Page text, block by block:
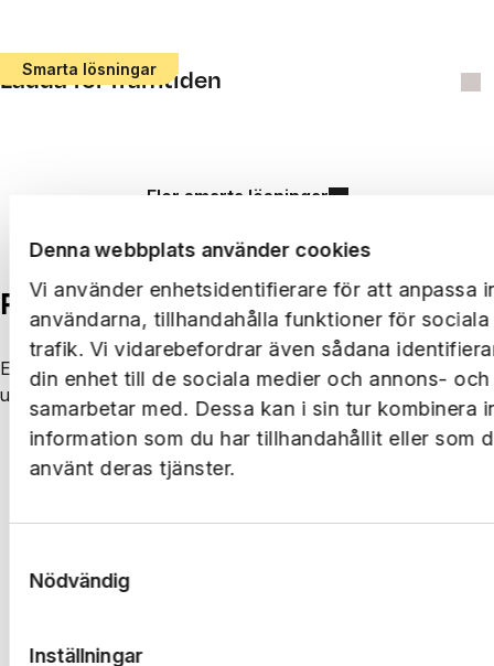
Denna webbplats använder cookies
Vi använder enhetsidentifierare för att anpassa
användarna, tillhandahålla funktioner för
trafik. Vi vidarebefordrar även sådana
din enhet till de sociala medier och annons-
samarbetar med. Dessa kan i sin tur kombinera
information som du har tillhandahållit eller som
använt deras tjänster.
Nödvändig
Inställningar
Smarta lösningar
Ladda för framtiden
Fler smarta lösningar
Följ oss på LinkedIn
Ernst Rosén utvecklas på många plan och platser. Håll dig
uppdaterad på LinkedIn.
Följ oss på LinkedIn